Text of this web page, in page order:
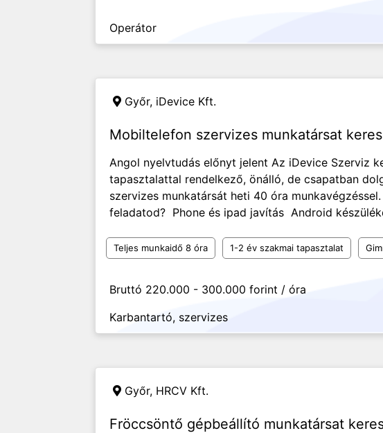
Operátor
Győr, iDevice Kft.
Mobiltelefon szervizes munkatársat
Angol nyelvtudás előnyt jelent Az iDevice Szerviz
tapasztalattal rendelkező, önálló, de csapatban
szervizes munkatársát heti 40 óra
feladatod? Phone és ipad javítás Android
Teljes munkaidő 8 óra 1-2 év szakmai tapasztalat
Bruttó 220.000 - 300.000 forint / óra
Karbantartó, szervizes
Győr, HRCV Kft.
Fröccsöntő gépbeállító munkatársat